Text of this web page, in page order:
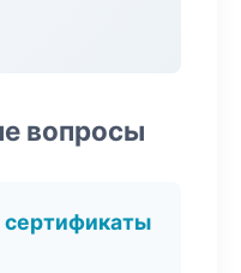
вопросы
сертификаты